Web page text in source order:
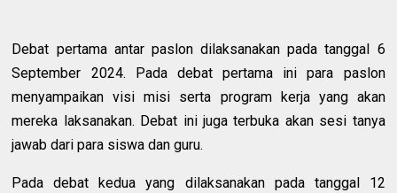
Debat pertama antar paslon dilaksanakan pada tanggal 6
September 2024. Pada debat pertama ini para paslon
menyampaikan visi misi serta program kerja yang akan
mereka laksanakan. Debat ini juga terbuka akan sesi tanya
jawab dari para siswa dan guru.
Pada debat kedua yang dilaksanakan pada tanggal 12